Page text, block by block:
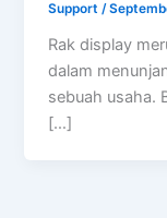
Support/
Rak display
dalam
sebuah usaha.
[…]